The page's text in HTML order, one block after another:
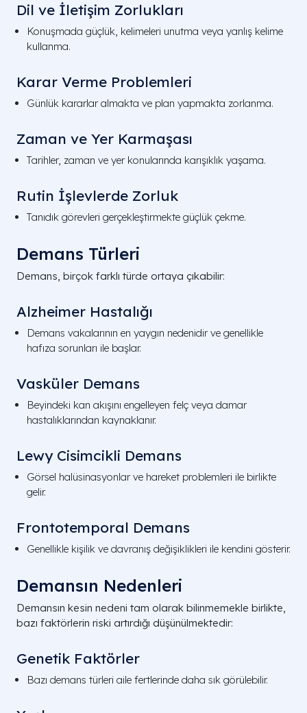
Dil ve İletişim Zorlukları
Konuşmada güçlük, kelimeleri unutma veya yanlış kelime
kullanma.
Karar Verme Problemleri
Günlük kararlar almakta ve plan yapmakta zorlanma.
Zaman ve Yer Karmaşası
Tarihler, zaman ve yer konularında karışıklık yaşama.
Rutin İşlevlerde Zorluk
Tanıdık görevleri gerçekleştirmekte güçlük çekme.
Demans Türleri
Demans, birçok farklı türde ortaya çıkabilir:
Alzheimer Hastalığı
Demans vakalarının en yaygın nedenidir ve genellikle
hafıza sorunları ile başlar.
Vasküler Demans
Beyindeki kan akışını engelleyen felç veya damar
hastalıklarından kaynaklanır.
Lewy Cisimcikli Demans
Görsel halüsinasyonlar ve hareket problemleri ile birlikte
gelir.
Frontotemporal Demans
Genellikle kişilik ve davranış değişiklikleri ile kendini gösterir.
Demansın Nedenleri
Demansın kesin nedeni tam olarak bilinmemekle birlikte,
bazı faktörlerin riski artırdığı düşünülmektedir:
Genetik Faktörler
Bazı demans türleri aile fertlerinde daha sık görülebilir.